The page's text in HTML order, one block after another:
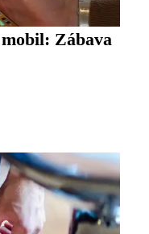
Zábava